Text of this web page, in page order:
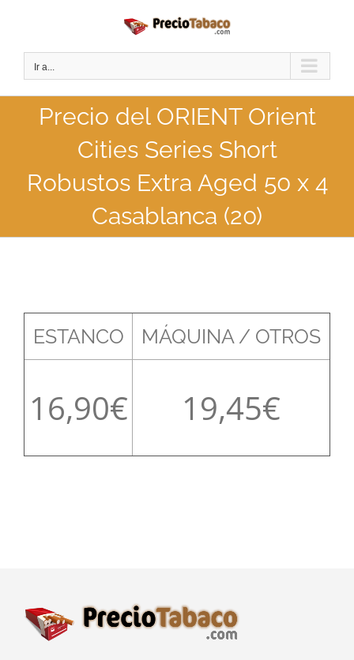
contenido
Ir a...
Precio del ORIENT Orient
Cities Series Short
Robustos Extra Aged 50 x 4
Casablanca (20)
ESTANCO MÁQUINA / OTROS
16,90 19,45